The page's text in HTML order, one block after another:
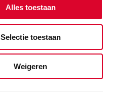
Alles toestaan
Selectie toestaan
Weigeren